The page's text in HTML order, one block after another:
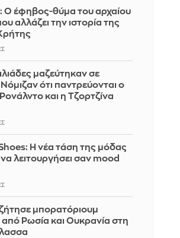
Ο έφηβος-θύμα του αρχαίου
αλλάζει την ιστορία της
μαζεύτηκαν σε
ότι παντρεύονται ο
και η Τζορτζίνα
Η νέα τάση της μόδας
λειτουργήσει σαν mood
μπορατόριουμ
Ρωσία και Ουκρανία στη